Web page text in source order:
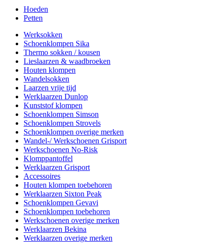
Hoeden
Petten
Werksokken
Schoenklompen Sika
Thermo sokken / kousen
Lieslaarzen & waadbroeken
Houten klompen
Wandelsokken
Laarzen vrije tijd
Werklaarzen Dunlop
Kunststof klompen
Schoenklompen Simson
Schoenklompen Strovels
Schoenklompen overige merken
Wandel-/ Werkschoenen Grisport
Werkschoenen No-Risk
Klomppantoffel
Werklaarzen Grisport
Accessoires
Houten klompen toebehoren
Werklaarzen Sixton Peak
Schoenklompen Gevavi
Schoenklompen toebehoren
Werkschoenen overige merken
Werklaarzen Bekina
Werklaarzen overige merken